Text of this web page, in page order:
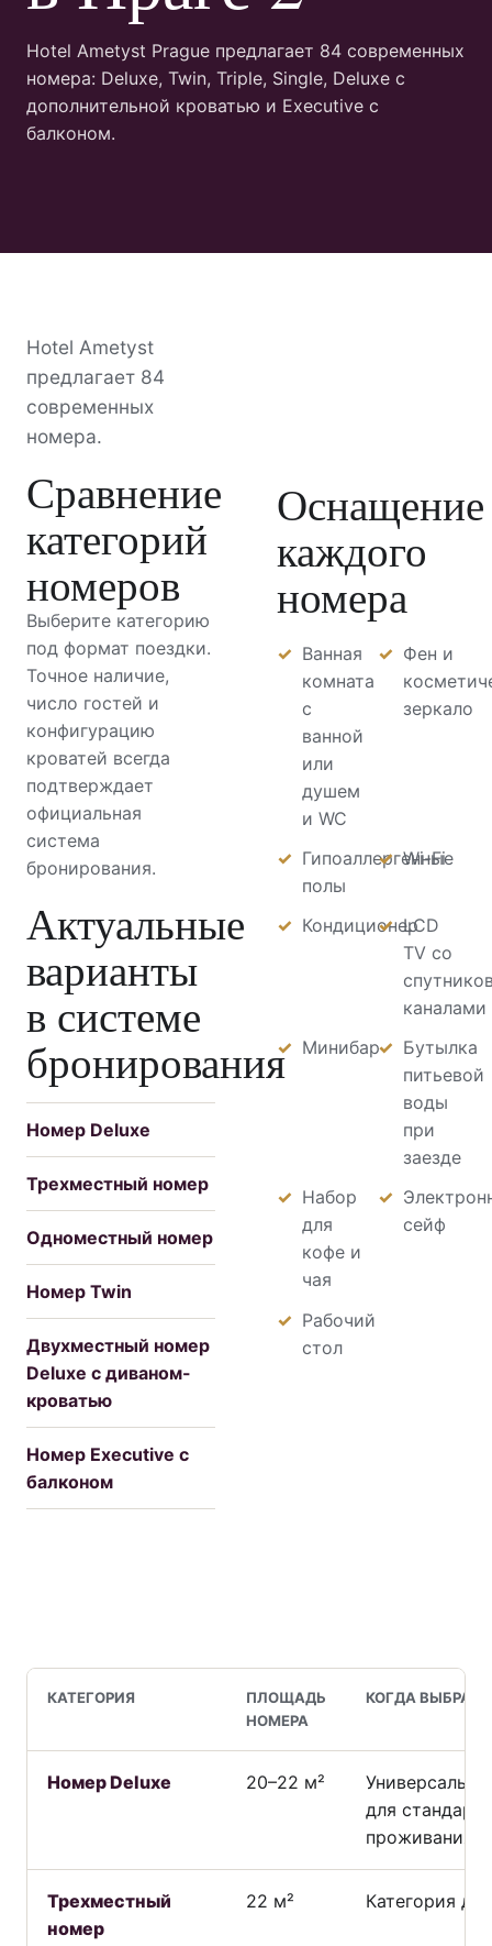
Hotel Ametyst Prague предлагает 84 современных
номера: Deluxe, Twin, Triple, Single, Deluxe с
дополнительной кроватью и Executive с
балконом.
Hotel Ametyst
предлагает 84
современных
номера.
Сравнение
категорий
номеров
Выберите категорию
под формат поездки.
Точное наличие,
число гостей и
конфигурацию
кроватей всегда
подтверждает
официальная
система
бронирования.
Актуальные
варианты
в системе
бронирования
Номер Deluxe
Трехместный номер
Одноместный номер
Номер Twin
Двухместный номер
Deluxe с диваном-
кроватью
Номер Executive с
балконом
Оснащение
каждого
номера
Ванная
комната
с
ванной
или
душем
и WC
Фен и
зеркало
Гипоаллергенные
полы
Wi-Fi
КондиционерLCD
TV со
каналами
Минибар
Бутылка
питьевой
воды
при
заезде
Набор
для
кофе и
чая
сейф
Рабочий
стол
КАТЕГОРИЯ
ПЛОЩАДЬ
НОМЕРА
КОГДА ВЫБРАТЬ
Номер Deluxe 20–22 м²
для
проживания
Трехместный
номер
22 м² Категория